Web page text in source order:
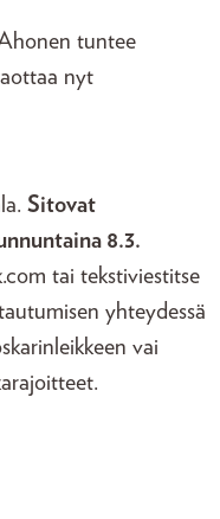
tuntee
nyt
Sitovat
8.3.
tai tekstiviestitse
yhteydessä
vai